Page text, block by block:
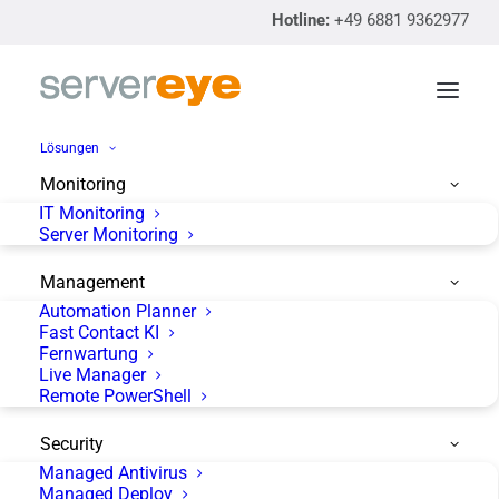
Hotline: +49 6881 9362977
Lösungen
Monitoring
IT Monitoring
Server Monitoring
Management
Automation Planner
Fast Contact KI
Fernwartung
Live Manager
Remote PowerShell
Security
Managed Antivirus
Managed Deploy
Das Saarland als
Mittelpunkt deutscher IT
Systemhäuser